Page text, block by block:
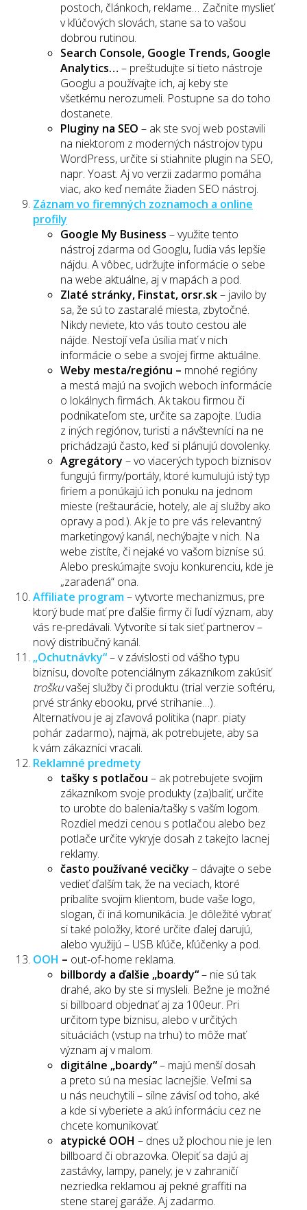
postoch, článkoch, reklame… Začnite myslieť
v kľúčových slovách, stane sa to vašou
dobrou rutinou.
Search Console, Google Trends, Google
Analytics… – preštudujte si tieto nástroje
Googlu a používajte ich, aj keby ste
všetkému nerozumeli. Postupne sa do toho
dostanete.
Pluginy na SEO – ak ste svoj web postavili
na niektorom z moderných nástrojov typu
WordPress, určite si stiahnite plugin na SEO,
napr. Yoast. Aj vo verzii zadarmo pomáha
viac, ako keď nemáte žiaden SEO nástroj.
Záznam vo firemných zoznamoch a online
profily
Google My Business – využite tento
nástroj zdarma od Googlu, ľudia vás lepšie
nájdu. A vôbec, udržujte informácie o sebe
na webe aktuálne, aj v mapách a pod.
Zlaté stránky, Finstat, orsr.sk– javilo by
sa, že sú to zastaralé miesta, zbytočné.
Nikdy neviete, kto vás touto cestou ale
nájde. Nestojí veľa úsilia mať v nich
informácie o sebe a svojej firme aktuálne.
Weby mesta/regiónu – mnohé regióny
a mestá majú na svojich weboch informácie
o lokálnych firmách. Ak takou firmou či
podnikateľom ste, určite sa zapojte. Ľudia
z iných regiónov, turisti a návštevníci na ne
prichádzajú často, keď si plánujú dovolenky.
Agregátory – vo viacerých typoch biznisov
fungujú firmy/portály, ktoré kumulujú istý typ
firiem a ponúkajú ich ponuku na jednom
mieste (reštaurácie, hotely, ale aj služby ako
opravy a pod.). Ak je to pre vás relevantný
marketingový kanál, nechýbajte v nich. Na
webe zistíte, či nejaké vo vašom biznise sú.
Alebo preskúmajte svoju konkurenciu, kde je
„zaradená“ ona.
Affiliate program– vytvorte mechanizmus, pre
ktorý bude mať pre ďalšie firmy či ľudí význam, aby
vás re-predávali. Vytvoríte si tak sieť partnerov –
nový distribučný kanál.
„Ochutnávky“– v závislosti od vášho typu
biznisu, dovoľte potenciálnym zákazníkom zakúsiť
troškuvašej služby či produktu (trial verzie softéru,
prvé stránky ebooku, prvé strihanie…).
Alternatívou je aj zľavová politika (napr. piaty
pohár zadarmo), najmä, ak potrebujete, aby sa
k vám zákazníci vracali.
Reklamné predmety
tašky s potlačou – ak potrebujete svojim
zákazníkom svoje produkty (za)baliť, určite
to urobte do balenia/tašky s vaším logom.
Rozdiel medzi cenou s potlačou alebo bez
potlače určite vykryje dosah z takejto lacnej
reklamy.
často používané vecičky – dávajte o sebe
vedieť ďalším tak, že na veciach, ktoré
pribalíte svojim klientom, bude vaše logo,
slogan, či iná komunikácia. Je dôležité vybrať
si také položky, ktoré určite ďalej darujú,
alebo využijú – USB kľúče, kľúčenky a pod.
OOH – out-of-home reklama.
billbordy a ďalšie „boardy“– nie sú tak
drahé, ako by ste si mysleli. Bežne je možné
si billboard objednať aj za 100eur. Pri
určitom type biznisu, alebo v určitých
situáciách (vstup na trhu) to môže mať
význam aj v malom.
digitálne „boardy“– majú menší dosah
a preto sú na mesiac lacnejšie. Veľmi sa
u nás neuchytili – silne závisí od toho, aké
a kde si vyberiete a akú informáciu cez ne
chcete komunikovať.
atypické OOH – dnes už plochou nie je len
billboard či obrazovka. Olepiť sa dajú aj
zastávky, lampy, panely; je v zahraničí
nezriedka reklamou aj pekné graffiti na
stene starej garáže. Aj zadarmo.